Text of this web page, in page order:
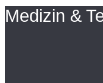
Medizin &